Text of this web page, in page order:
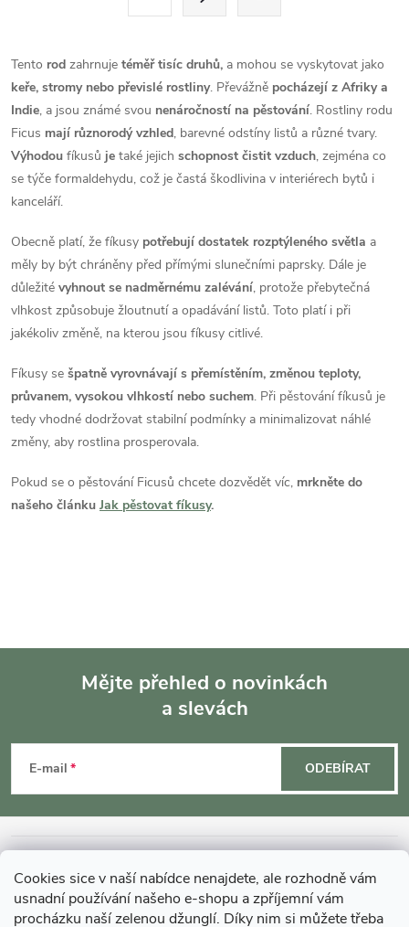
Cookies sice v naší nabídce nenajdete, ale rozhodně vám
usnadní používání našeho e-shopu a zpříjemní vám
procházku naší zelenou džunglí. Díky nim si můžete třeba
d
a
c
í
p
r
v
k
y
v
ý
p
i
á
n
k
o
v
á
n
í
Tento rod zahrnuje téměř tisíc druhů, a mohou se vyskytovat jako
keře, stromy nebo převislé rostliny. Převážně pocházejí z Afriky a
Indie, a jsou známé svou nenáročností na pěstování. Rostliny rodu
Ficus mají různorodý vzhled, barevné odstíny listů a různé tvary.
Výhodou fíkusů je také jejich schopnost čistit vzduch, zejména co
se týče formaldehydu, což je častá škodlivina v interiérech bytů i
kanceláří.
Obecně platí, že fíkusy potřebují dostatek rozptýleného světla a
měly by být chráněny před přímými slunečními paprsky. Dále je
důležité vyhnout se nadměrnému zalévání, protože přebytečná
vlhkost způsobuje žloutnutí a opadávání listů. Toto platí i při
jakékoliv změně, na kterou jsou fíkusy citlivé.
Fíkusy se špatně vyrovnávají s přemístěním, změnou teploty,
průvanem, vysokou vlhkostí nebo suchem. Při pěstování fíkusů je
tedy vhodné dodržovat stabilní podmínky a minimalizovat náhlé
změny, aby rostlina prosperovala.
Pokud se o pěstování Ficusů chcete dozvědět víc, mrkněte do
našeho článku Jak pěstovat fíkusy.
p
a
Mějte přehled o novinkách
a slevách
E-mail ODEBÍRAT
MOHLO BY VÁS ZAJÍMAT